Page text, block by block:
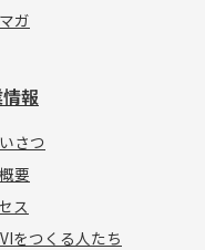
ガ
報
さつ
要
ス
をつくる人たち